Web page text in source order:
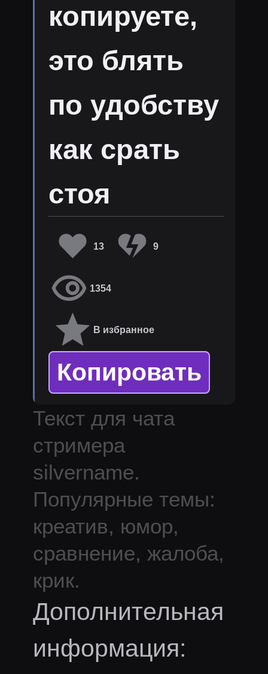
копируете,
это блять
по удобству
как срать
стоя
13 9
1354
В избранное
Копировать
Текст для чата
стримера
silvername.
Популярные темы:
креатив, юмор,
сравнение, жалоба,
крик.
Дополнительная
информация: